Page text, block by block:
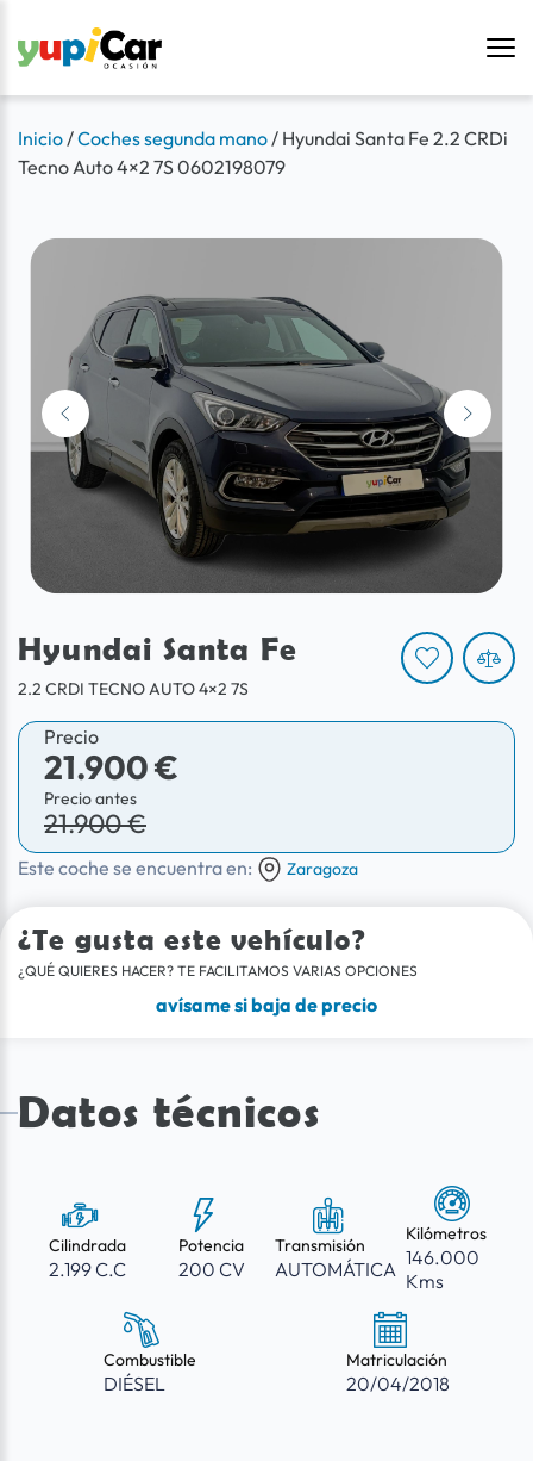
Inicio/Coches segunda mano/ Hyundai Santa Fe 2.2 CRDi
Tecno Auto 4×2 7S 0602198079
Hyundai Santa Fe
2.2 CRDI TECNO AUTO 4×2 7S
Precio
21.900 €
Precio antes
21.900 €
Este coche se encuentra en: Zaragoza
¿Te gusta este vehículo?
¿QUÉ QUIERES HACER? TE FACILITAMOS VARIAS OPCIONES
avísame si baja de precio
Datos técnicos
Cilindrada
2.199 C.C
Potencia
200 CV
Transmisión
AUTOMÁTICA
Kilómetros
146.000
Kms
Combustible
DIÉSEL
Matriculación
20/04/2018